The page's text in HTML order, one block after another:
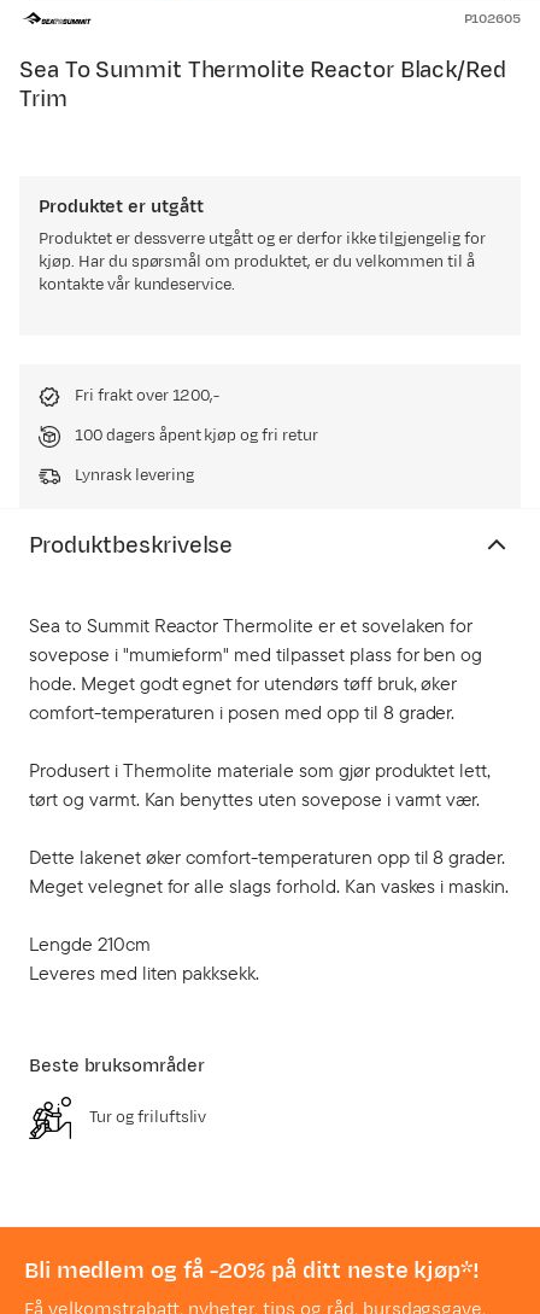
P102605
Sea To Summit Thermolite Reactor Black/Red
Trim
Produktet er utgått
Produktet er dessverre utgått og er derfor ikke tilgjengelig for
kjøp. Har du spørsmål om produktet, er du velkommen til å
kontakte vår kundeservice.
Fri frakt over 1200,-
100 dagers åpent kjøp og fri retur
Lynrask levering
Produktbeskrivelse
Sea to Summit Reactor Thermolite er et sovelaken for
sovepose i "mumieform" med tilpasset plass for ben og
hode. Meget godt egnet for utendørs tøff bruk, øker
comfort-temperaturen i posen med opp til 8 grader.
Produsert i Thermolite materiale som gjør produktet lett,
tørt og varmt. Kan benyttes uten sovepose i varmt vær.
Dette lakenet øker comfort-temperaturen opp til 8 grader.
Meget velegnet for alle slags forhold. Kan vaskes i maskin.
Lengde 210cm
Leveres med liten pakksekk.
Beste bruksområder
Tur og friluftsliv
Bli medlem og få -20% på ditt neste kjøp*!